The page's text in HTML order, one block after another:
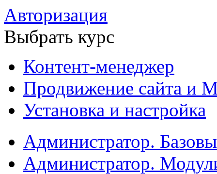
Авторизация
Выбрать курс
Контент-менеджер
Продвижение сайта и
Установка и настройка
Администратор.
Администратор.